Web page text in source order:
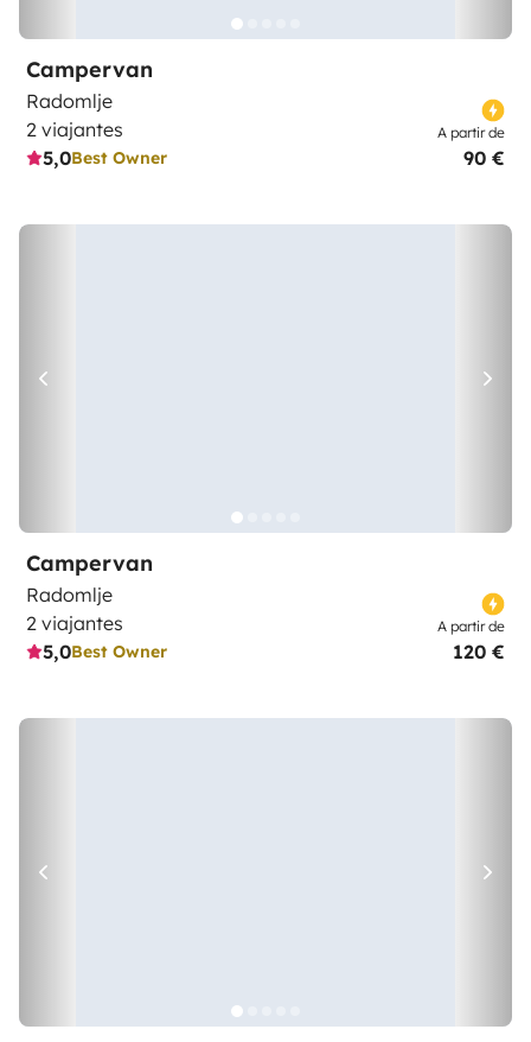
Campervan
Radomlje
2 viajantes
5,0Best Owner
A partir de
90 €
Campervan
Radomlje
2 viajantes
5,0Best Owner
A partir de
120 €